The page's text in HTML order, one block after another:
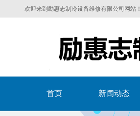
欢迎来到励惠志制冷设备维修有限公司网站！
首页 新闻动态